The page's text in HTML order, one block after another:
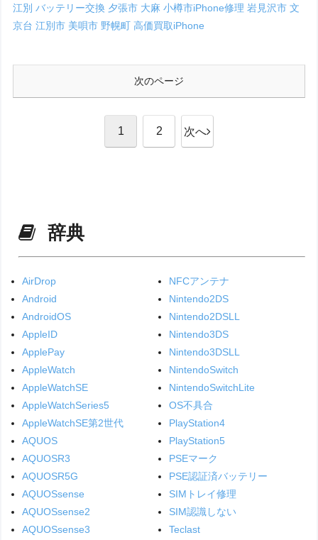
江別バッテリー交換 夕張市 大麻小樽市iPhone修理岩見沢市文
京台江別市 美唄市 野幌町高価買取iPhone
次のページ
1 2 次へ
辞典
AirDrop
Android
AndroidOS
AppleID
ApplePay
AppleWatch
AppleWatchSE
AppleWatchSeries5
AppleWatchSE第2世代
AQUOS
AQUOSR3
AQUOSR5G
AQUOSsense
AQUOSsense2
AQUOSsense3
NFCアンテナ
Nintendo2DS
Nintendo2DSLL
Nintendo3DS
Nintendo3DSLL
NintendoSwitch
NintendoSwitchLite
OS不具合
PlayStation4
PlayStation5
PSEマーク
PSE認証済バッテリー
SIMトレイ修理
SIM認識しない
Teclast